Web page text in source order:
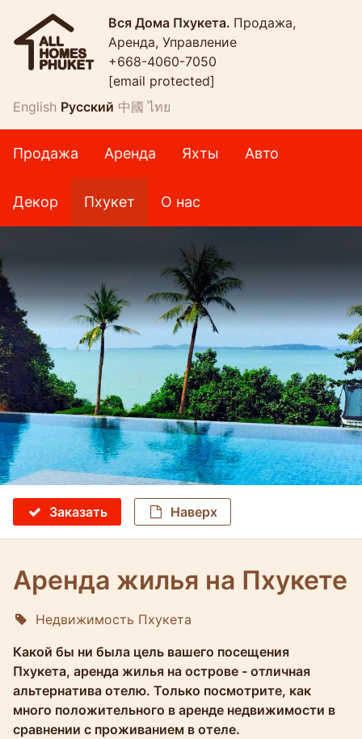
Вся Дома Пхукета. Продажа,
Аренда, Управление
+668-4060-7050
[email protected]
English Русский 中國 ไทย
Продажа Аренда Яхты Авто
Декор Пхукет О нас
Заказать Наверх
Аренда жилья на Пхукете
Недвижимость Пхукета
Какой бы ни была цель вашего посещения
Пхукета, аренда жилья на острове - отличная
альтернатива отелю. Только посмотрите, как
много положительного в аренде недвижимости в
сравнении с проживанием в отеле.